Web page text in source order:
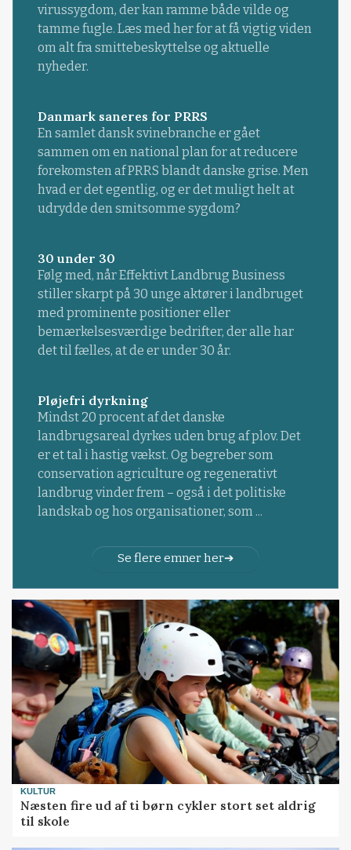
virussygdom, der kan ramme både vilde og
tamme fugle. Læs med her for at få vigtig viden
om alt fra smittebeskyttelse og aktuelle
nyheder.
Danmark saneres for PRRS
En samlet dansk svinebranche er gået
sammen om en national plan for at reducere
forekomsten af PRRS blandt danske grise. Men
hvad er det egentlig, og er det muligt helt at
udrydde den smitsomme sygdom?
30 under 30
Følg med, når Effektivt Landbrug Business
stiller skarpt på 30 unge aktører i landbruget
med prominente positioner eller
bemærkelsesværdige bedrifter, der alle har
det til fælles, at de er under 30 år.
Pløjefri dyrkning
Mindst 20 procent af det danske
landbrugsareal dyrkes uden brug af plov. Det
er et tal i hastig vækst. Og begreber som
conservation agriculture og regenerativt
landbrug vinder frem – også i det politiske
landskab og hos organisationer, som ...
Se flere emner her
KULTUR
Næsten fire ud af ti børn cykler stort set aldrig
til skole